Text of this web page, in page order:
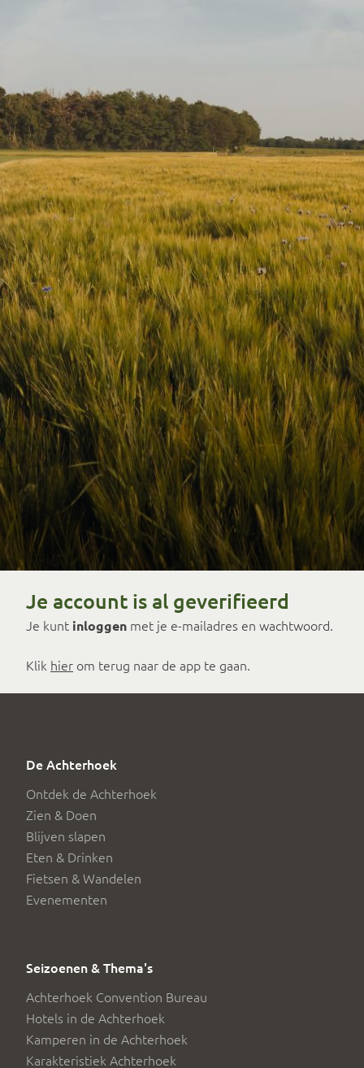
Je account is al geverifieerd
Je kunt inloggen met je e-mailadres en wachtwoord.
Klik hier om terug naar de app te gaan.
De Achterhoek
Ontdek de Achterhoek
Zien & Doen
Blijven slapen
Eten & Drinken
Fietsen & Wandelen
Evenementen
Seizoenen & Thema's
Achterhoek Convention Bureau
Hotels in de Achterhoek
Kamperen in de Achterhoek
Karakteristiek Achterhoek